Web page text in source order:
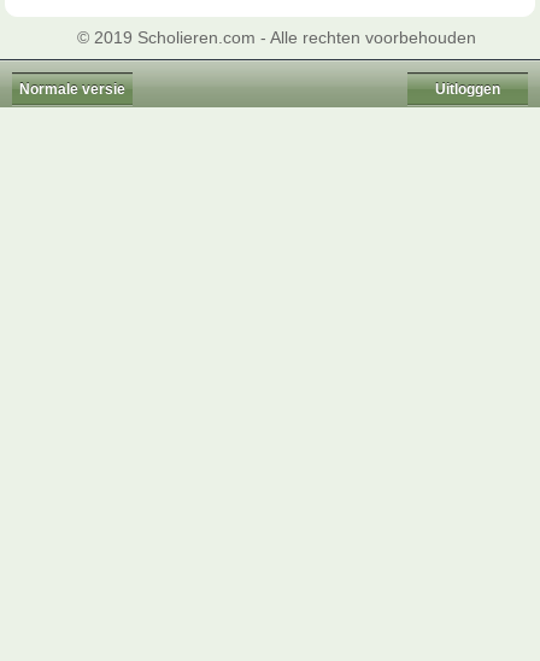
© 2019 Scholieren.com - Alle rechten voorbehouden
Normale versie Uitloggen